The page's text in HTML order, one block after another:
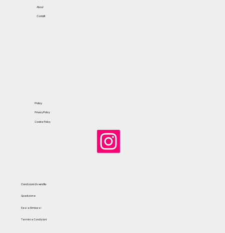
Condizioni di vendita
Termini e Condizioni
Spedizione
Resi e Rimborsi
About
Contatti
Policy
Privacy Policy
Cookie Policy